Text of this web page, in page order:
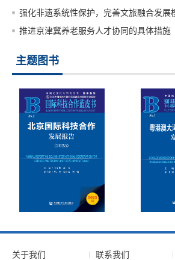
强化非遗系统性保护，完善文旅融合发展
推进京津冀养老服务人才协同的具体措施
主题图书
关于我们 联系我们